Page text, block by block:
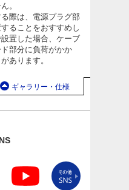
。
際は、電源プラグ部
ることをおすすめし
置した場合、ケーブ
部分に負荷がかか
あります。
ギャラリー・仕様